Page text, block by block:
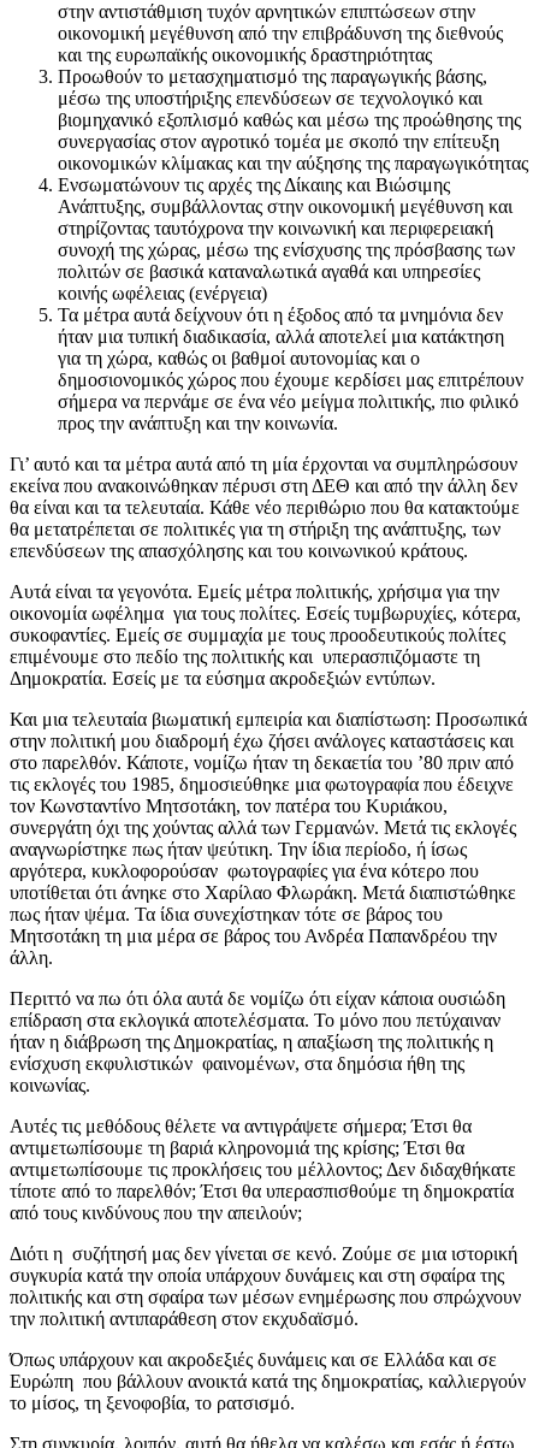
στην αντιστάθμιση τυχόν αρνητικών επιπτώσεων στην
οικονομική μεγέθυνση από την επιβράδυνση της διεθνούς
και της ευρωπαϊκής οικονομικής δραστηριότητας
Προωθούν το μετασχηματισμό της παραγωγικής βάσης,
μέσω της υποστήριξης επενδύσεων σε τεχνολογικό και
βιομηχανικό εξοπλισμό καθώς και μέσω της προώθησης της
συνεργασίας στον αγροτικό τομέα με σκοπό την επίτευξη
οικονομικών κλίμακας και την αύξησης της παραγωγικότητας
Ενσωματώνουν τις αρχές της Δίκαιης και Βιώσιμης
Ανάπτυξης, συμβάλλοντας στην οικονομική μεγέθυνση και
στηρίζοντας ταυτόχρονα την κοινωνική και περιφερειακή
συνοχή της χώρας, μέσω της ενίσχυσης της πρόσβασης των
πολιτών σε βασικά καταναλωτικά αγαθά και υπηρεσίες
κοινής ωφέλειας (ενέργεια)
Τα μέτρα αυτά δείχνουν ότι η έξοδος από τα μνημόνια δεν
ήταν μια τυπική διαδικασία, αλλά αποτελεί μια κατάκτηση
για τη χώρα, καθώς οι βαθμοί αυτονομίας και ο
δημοσιονομικός χώρος που έχουμε κερδίσει μας επιτρέπουν
σήμερα να περνάμε σε ένα νέο μείγμα πολιτικής, πιο φιλικό
προς την ανάπτυξη και την κοινωνία.
Γι’ αυτό και τα μέτρα αυτά από τη μία έρχονται να συμπληρώσουν
εκείνα που ανακοινώθηκαν πέρυσι στη ΔΕΘ και από την άλλη δεν
θα είναι και τα τελευταία. Κάθε νέο περιθώριο που θα κατακτούμε
θα μετατρέπεται σε πολιτικές για τη στήριξη της ανάπτυξης, των
επενδύσεων της απασχόλησης και του κοινωνικού κράτους.
Αυτά είναι τα γεγονότα. Εμείς μέτρα πολιτικής, χρήσιμα για την
οικονομία ωφέλημα για τους πολίτες. Εσείς τυμβωρυχίες, κότερα,
συκοφαντίες. Εμείς σε συμμαχία με τους προοδευτικούς πολίτες
επιμένουμε στο πεδίο της πολιτικής και υπερασπιζόμαστε τη
Δημοκρατία. Εσείς με τα εύσημα ακροδεξιών εντύπων.
Και μια τελευταία βιωματική εμπειρία και διαπίστωση: Προσωπικά
στην πολιτική μου διαδρομή έχω ζήσει ανάλογες καταστάσεις και
στο παρελθόν. Κάποτε, νομίζω ήταν τη δεκαετία του ’80 πριν από
τις εκλογές του 1985, δημοσιεύθηκε μια φωτογραφία που έδειχνε
τον Κωνσταντίνο Μητσοτάκη, τον πατέρα του Κυριάκου,
συνεργάτη όχι της χούντας αλλά των Γερμανών. Μετά τις εκλογές
αναγνωρίστηκε πως ήταν ψεύτικη. Την ίδια περίοδο, ή ίσως
αργότερα, κυκλοφορούσαν φωτογραφίες για ένα κότερο που
υποτίθεται ότι άνηκε στο Χαρίλαο Φλωράκη. Μετά διαπιστώθηκε
πως ήταν ψέμα. Τα ίδια συνεχίστηκαν τότε σε βάρος του
Μητσοτάκη τη μια μέρα σε βάρος του Ανδρέα Παπανδρέου την
άλλη.
Περιττό να πω ότι όλα αυτά δε νομίζω ότι είχαν κάποια ουσιώδη
επίδραση στα εκλογικά αποτελέσματα. Το μόνο που πετύχαιναν
ήταν η διάβρωση της Δημοκρατίας, η απαξίωση της πολιτικής η
ενίσχυση εκφυλιστικών φαινομένων, στα δημόσια ήθη της
κοινωνίας.
Αυτές τις μεθόδους θέλετε να αντιγράψετε σήμερα; Έτσι θα
αντιμετωπίσουμε τη βαριά κληρονομιά της κρίσης; Έτσι θα
αντιμετωπίσουμε τις προκλήσεις του μέλλοντος; Δεν διδαχθήκατε
τίποτε από το παρελθόν; Έτσι θα υπερασπισθούμε τη δημοκρατία
από τους κινδύνους που την απειλούν;
Διότι η συζήτησή μας δεν γίνεται σε κενό. Ζούμε σε μια ιστορική
συγκυρία κατά την οποία υπάρχουν δυνάμεις και στη σφαίρα της
πολιτικής και στη σφαίρα των μέσων ενημέρωσης που σπρώχνουν
την πολιτική αντιπαράθεση στον εκχυδαϊσμό.
Όπως υπάρχουν και ακροδεξιές δυνάμεις και σε Ελλάδα και σε
Ευρώπη που βάλλουν ανοικτά κατά της δημοκρατίας, καλλιεργούν
το μίσος, τη ξενοφοβία, το ρατσισμό.
Στη συγκυρία, λοιπόν, αυτή θα ήθελα να καλέσω και εσάς ή έστω